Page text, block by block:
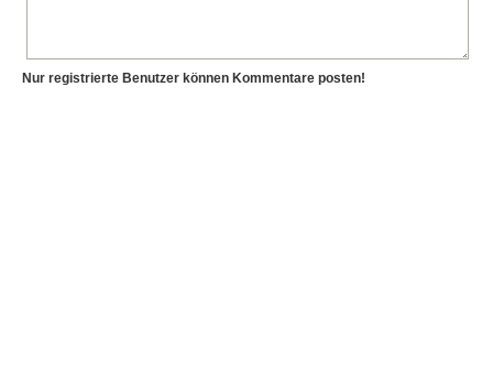
Nur registrierte Benutzer können Kommentare posten!